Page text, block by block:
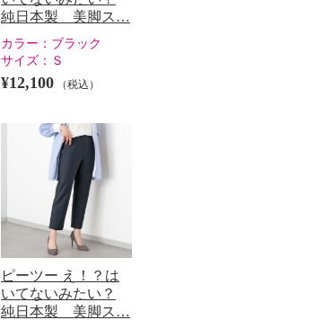
純日本製 美脚ス…
カラー： ブラック
サイズ： Ｓ
¥12,100 （税込）
ピーツー え！？は
いてないみたい？
純日本製 美脚ス…